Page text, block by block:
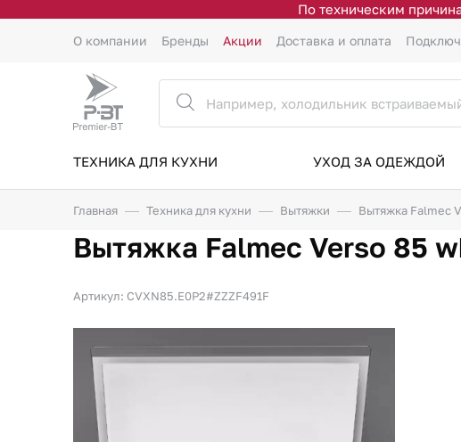
По техническим
О компании Бренды Акции Доставка и оплата
ТЕХНИКА ДЛЯ КУХНИ УХОД ЗА ОДЕЖДОЙ
Главная Техника для кухни Вытяжки Вытяжка Falmec
Вытяжка Falmec Verso 85
Артикул: CVXN85.E0P2#ZZZF491F